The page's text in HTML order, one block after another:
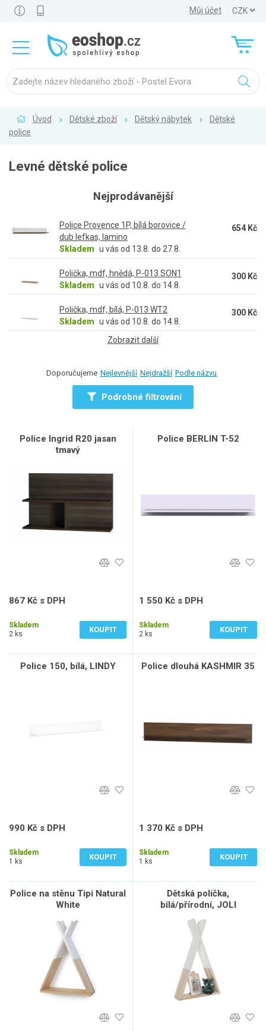
Můj účet
Úvod Dětské zboží Dětský nábytek
Dětské
police
Levné dětské police
Nejprodávanější
Police Provence 1P, bílá borovice /
dub lefkas, lamino
Skladem u vás od 13.8. do 27.8.
654 Kč
Polička, mdf, hnědá, P-013 SON1
Skladem u vás od 10.8. do 14.8.
300 Kč
Polička, mdf, bílá, P-013 WT2
Skladem u vás od 10.8. do 14.8.
300 Kč
Zobrazit další
Doporučujeme Nejlevnější Nejdražší Podle názvu
Podrobné filtrování
Police Ingrid R20 jasan
tmavý
867 Kč s DPH
Skladem
2 ks
KOUPIT
Police BERLIN T-52
1 550 Kč s DPH
Skladem
2 ks
KOUPIT
Police 150, bílá, LINDY
990 Kč s DPH
Skladem
1 ks
KOUPIT
Police dlouhá KASHMIR 35
1 370 Kč s DPH
Skladem
1 ks
KOUPIT
Police na stěnu Tipi Natural
White
Dětská polička,
bílá/přírodní, JOLI